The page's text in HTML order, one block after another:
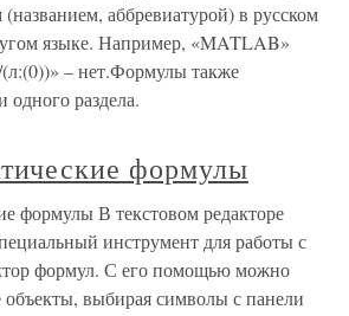
(названием, аббревиатурой) в русском
языке. Например, «MATLAB»
(л:(0))» – нет.Формулы также
раздела.
формулы
формулы В текстовом редакторе
инструмент для работы с
формул. С его помощью можно
объекты, выбирая символы с панели